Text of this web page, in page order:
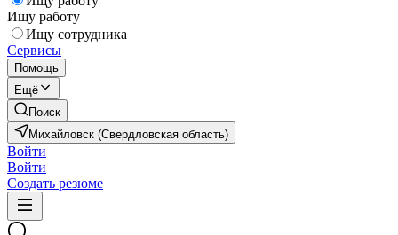
Ищу работу
Ищу сотрудника
Сервисы
Помощь
Ещё
Поиск
Михайловск (Свердловская область)
Войти
Войти
Создать резюме